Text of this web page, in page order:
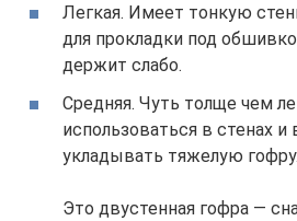
Легкая. Имеет тонкую
для прокладки под
держит слабо.
Средняя. Чуть толще чем
использоваться в стенах
укладывать тяжелую гофру.
Это двустенная гофра —